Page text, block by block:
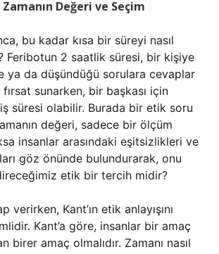
Değeri ve Seçim
bu kadar kısa bir süreyi nasıl
Feribotun 2 saatlik süresi, bir kişiye
ya da düşündüğü sorulara cevaplar
sunarken, bir başkası için
süresi olabilir. Burada bir etik soru
değeri, sadece bir ölçüm
insanlar arasındaki eşitsizlikleri ve
göz önünde bulundurarak, onu
etik bir tercih midir?
verirken, Kant’ın etik anlayışını
Kant’a göre, insanlar bir amaç
birer amaç olmalıdır. Zamanı nasıl